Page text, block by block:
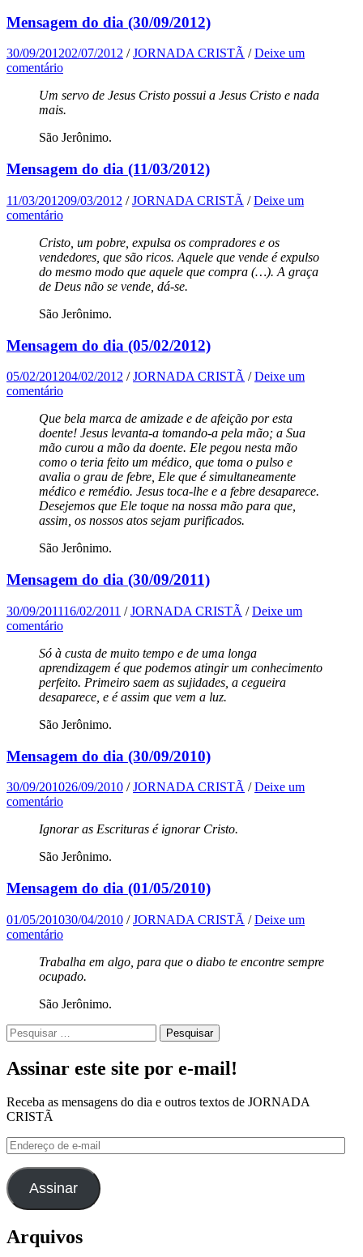
Mensagem do dia (30/09/2012)
30/09/201202/07/2012 /JORNADA CRISTÃ /Deixe um
comentário
Um servo de Jesus Cristo possui a Jesus Cristo e nada
mais.
São Jerônimo.
Mensagem do dia (11/03/2012)
11/03/201209/03/2012 /JORNADA CRISTÃ /Deixe um
comentário
Cristo, um pobre, expulsa os compradores e os
vendedores, que são ricos. Aquele que vende é expulso
do mesmo modo que aquele que compra (…). A graça
de Deus não se vende, dá-se.
São Jerônimo.
Mensagem do dia (05/02/2012)
05/02/201204/02/2012 /JORNADA CRISTÃ /Deixe um
comentário
Que bela marca de amizade e de afeição por esta
doente! Jesus levanta-a tomando-a pela mão; a Sua
mão curou a mão da doente. Ele pegou nesta mão
como o teria feito um médico, que toma o pulso e
avalia o grau de febre, Ele que é simultaneamente
médico e remédio. Jesus toca-lhe e a febre desaparece.
Desejemos que Ele toque na nossa mão para que,
assim, os nossos atos sejam purificados.
São Jerônimo.
Mensagem do dia (30/09/2011)
30/09/201116/02/2011 /JORNADA CRISTÃ /Deixe um
comentário
Só à custa de muito tempo e de uma longa
aprendizagem é que podemos atingir um conhecimento
perfeito. Primeiro saem as sujidades, a cegueira
desaparece, e é assim que vem a luz.
São Jerônimo.
Mensagem do dia (30/09/2010)
30/09/201026/09/2010 /JORNADA CRISTÃ /Deixe um
comentário
Ignorar as Escrituras é ignorar Cristo.
São Jerônimo.
Mensagem do dia (01/05/2010)
01/05/201030/04/2010 /JORNADA CRISTÃ /Deixe um
comentário
Trabalha em algo, para que o diabo te encontre sempre
ocupado.
São Jerônimo.
Pesquisar
por:
Assinar este site por e-mail!
Receba as mensagens do dia e outros textos de JORNADA
CRISTÃ
Endereço
de
e-
mail
Assinar
Arquivos